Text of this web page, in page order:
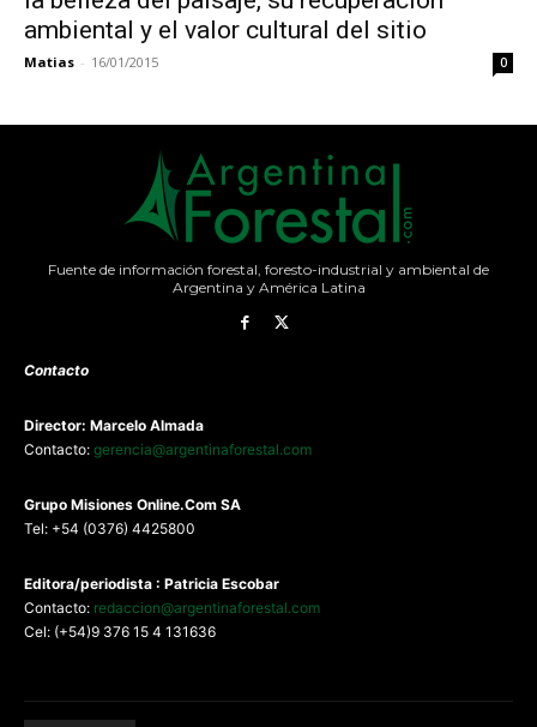
ambiental y el valor cultural del sitio
Matias - 16/01/2015 0
Fuente de información forestal, foresto-industrial y ambiental de
Argentina y América Latina
Contacto
Director: Marcelo Almada
Contacto: gerencia@argentinaforestal.com
Grupo Misiones Online.Com SA
Tel: +54 (0376) 4425800
Editora/periodista : Patricia Escobar
Contacto: redaccion@argentinaforestal.com
Cel: (+54)9 376 15 4 131636